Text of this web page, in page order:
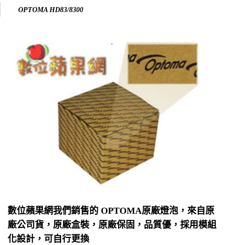
OPTOMA HD83/8300
數位蘋果網我們銷售的 OPTOMA原廠燈泡，來自原
廠公司貨，原廠盒裝，原廠保固，品質優，採用模組
化設計，可自行更換